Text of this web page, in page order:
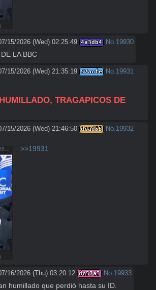
15/2026 (Wed) 02:25:49 4a3db4 No.19930
LA BBC
15/2026 (Wed) 21:35:19 57acfe No.19931
TRAGAPICOS DE
15/2026 (Wed) 21:46:50 dcad55 No.19932
701ab632367987c20e02d24e8f9898d9db7ac31652348911ffd9d288c6e4b780.jpg >>19931
16/2026 (Thu) 03:20:12 dc57a3 No. 19933
humillado que perdió hasta su ID.